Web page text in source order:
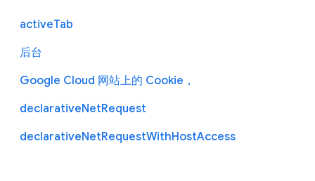
activeTab
后台
Google Cloud 网站上的 Cookie，
declarativeNetRequest
declarativeNetRequestWithHostAccess